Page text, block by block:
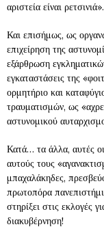
αριστεία είναι
Και επισήμως, ως
επιχείρηση της
εξάρθρωση
εγκαταστάσεις της
ορμητήριο και
τραυματισμών, ως
αστυνομικού
Κατά… τα άλλα, αυτές
αυτούς τους
μπαχαλάκηδες,
πρωτοπόρα
στηρίξει στις εκλογές
διακυβέρνηση!